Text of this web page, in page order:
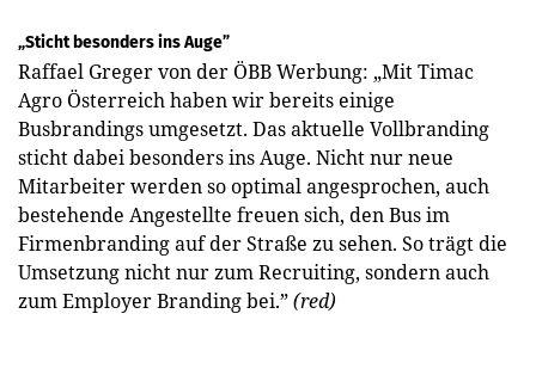
„Sticht besonders ins Auge”
Raffael Greger von der ÖBB Werbung: „Mit Timac
Agro Öster­reich haben wir bereits einige
Busbrandings umgesetzt. Das aktuelle Vollbranding
sticht dabei besonders ins Auge. Nicht nur neue
Mitarbeiter werden so optimal angesprochen, auch
bestehende Angestellte freuen sich, den Bus im
Firmenbranding auf der Straße zu sehen. So trägt die
Umsetzung nicht nur zum Recruiting, sondern auch
zum Employer Branding bei.”(red)